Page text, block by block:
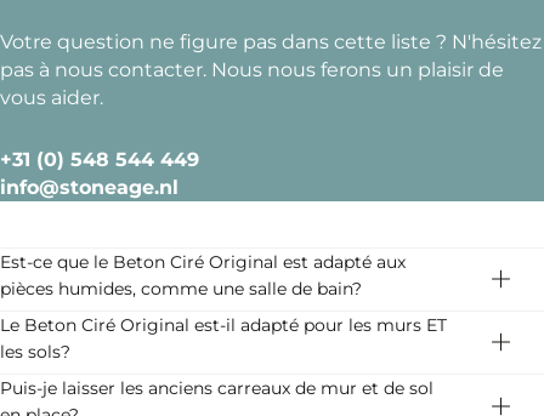
Votre question ne figure pas dans cette liste ? N'hésitez
pas à nous contacter. Nous nous ferons un plaisir de
vous aider.
+31 (0) 548 544 449
info@stoneage.nl
Est-ce que le Beton Ciré Original est adapté aux
pièces humides, comme une salle de bain?
Absolument. Utiliser du Beton Ciré dans votre salle de
bain, toilettes ou cuisine offre une finition moderne et
épurée, sans joints ni coutures. Cela le rend très
hygiénique.
Le Beton Ciré Original est-il adapté pour les murs ET
les sols?
Oui, vous pouvez utiliser ce produit dans toutes les
Puis-je laisser les anciens carreaux de mur et de sol